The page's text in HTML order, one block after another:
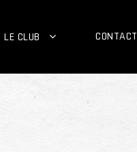
LE CLUB CONTACT